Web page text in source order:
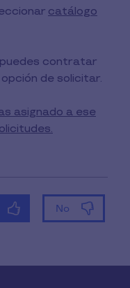
catálogo
contratar
de solicitar.
asignado a ese